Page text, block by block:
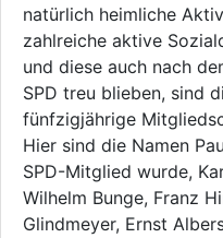
natürlich heimliche
zahlreiche aktive
und diese auch nach
SPD treu blieben, sind
fünfzigjährige
Hier sind die Namen
SPD-Mitglied wurde,
Wilhelm Bunge, Franz
Glindmeyer, Ernst